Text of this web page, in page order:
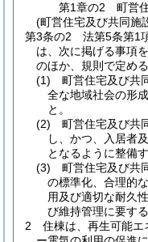
第1章の2
町営
(町営住宅及び共同施
第3条の2
法第5条第1
は、次に掲げる事項を
のほか、規則で定める
(1)
町営住宅及び共
全な地域社会の形
と。
(2)
町営住宅及び共
し、かつ、入居者
となるように整備す
(3)
町営住宅及び共
の標準化、合理的
用及び適切な耐久
び維持管理に要す
2
住棟は、再生可能エ